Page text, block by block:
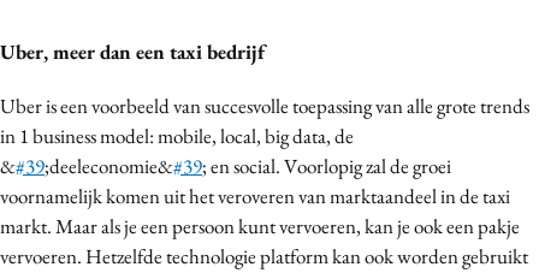
Uber, meer dan een taxi bedrijf
Uber is een voorbeeld van succesvolle toepassing van alle grote trends
in 1 business model: mobile, local, big data, de
&#39;deeleconomie&#39; en social. Voorlopig zal de groei
voornamelijk komen uit het veroveren van marktaandeel in de taxi
markt. Maar als je een persoon kunt vervoeren, kan je ook een pakje
vervoeren. Hetzelfde technologie platform kan ook worden gebruikt